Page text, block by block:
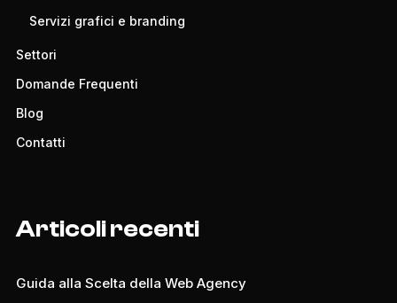
Servizi grafici e branding
Settori
Domande Frequenti
Blog
Contatti
Articoli recenti
Guida alla Scelta della Web Agency